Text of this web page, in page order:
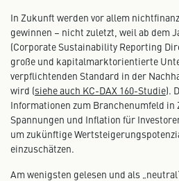
In Zukunft werden vor allem
gewinnen – nicht zuletzt, weil ab dem
(Corporate Sustainability Reporting
große und kapitalmarktorientierte
verpflichtenden Standard in der
wird (siehe auch KC-DAX 160-Studie).
Informationen zum Branchenumfeld
Spannungen und Inflation für
um zukünftige
einzuschätzen.
Am wenigsten gelesen und als